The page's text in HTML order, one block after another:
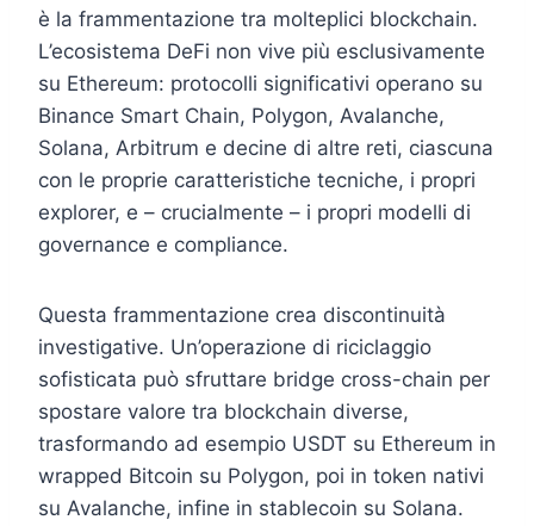
è la frammentazione tra molteplici blockchain.
L’ecosistema DeFi non vive più esclusivamente
su Ethereum: protocolli significativi operano su
Binance Smart Chain, Polygon, Avalanche,
Solana, Arbitrum e decine di altre reti, ciascuna
con le proprie caratteristiche tecniche, i propri
explorer, e – crucialmente – i propri modelli di
governance e compliance.
Questa frammentazione crea discontinuità
investigative. Un’operazione di riciclaggio
sofisticata può sfruttare bridge cross-chain per
spostare valore tra blockchain diverse,
trasformando ad esempio USDT su Ethereum in
wrapped Bitcoin su Polygon, poi in token nativi
su Avalanche, infine in stablecoin su Solana.